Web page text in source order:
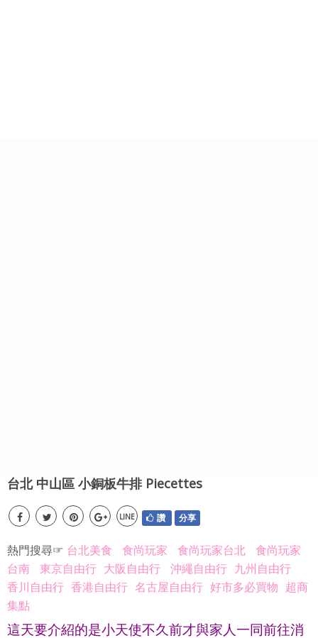
台北 中山區 小銅板牛排 Piecettes
LINE 讚 分享
熱門搜尋☞ 台北美食 食尚玩家 食尚玩家台北
食尚玩家
台南
東京自由行 大阪自由行 沖繩自由行 九州自由行
香川自由行 香港自由行 名古屋自由行 好市多必買物 超商
集點
這天要介紹的是小天使不久前才與家人一同前往消